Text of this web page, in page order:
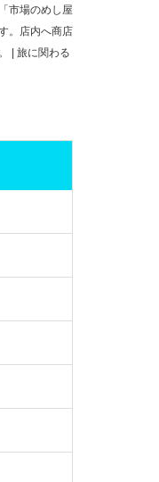
市場のめし屋
。店内へ商店
| 旅に関わる